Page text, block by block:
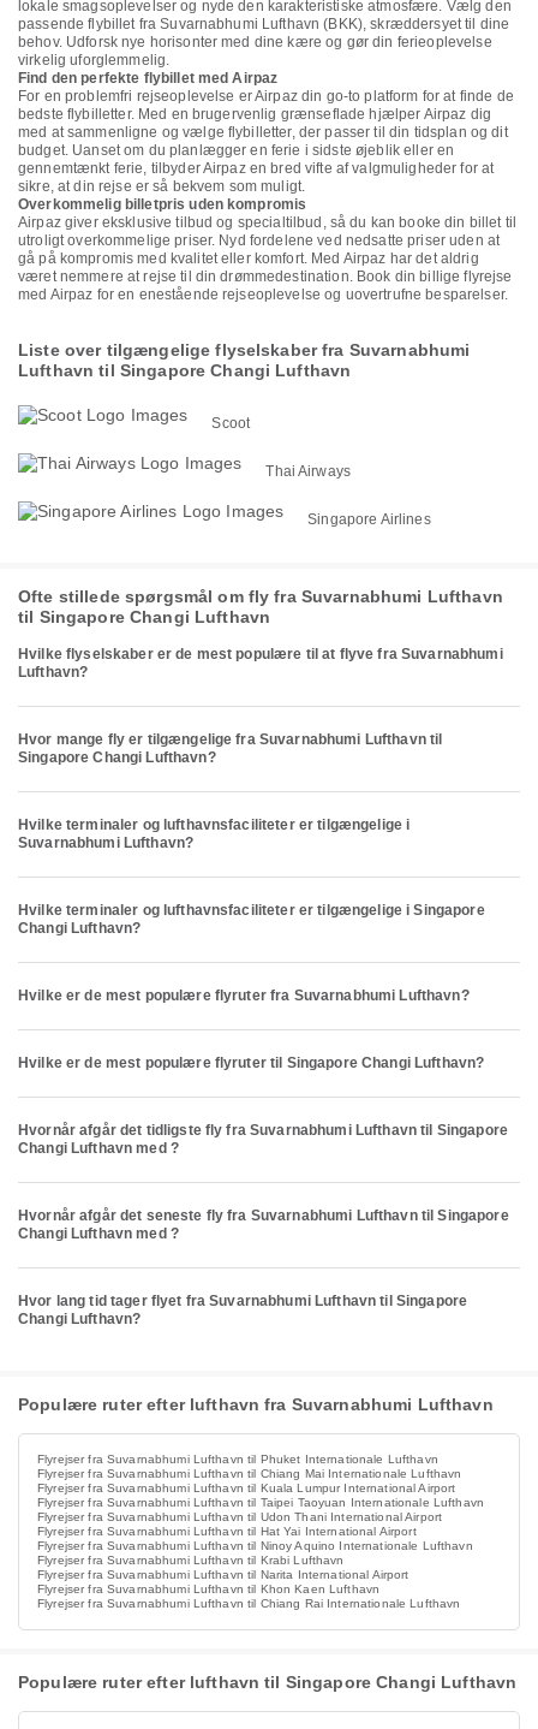
lokale smagsoplevelser og nyde den karakteristiske atmosfære. Vælg den
passende flybillet fra Suvarnabhumi Lufthavn (BKK), skræddersyet til dine
behov. Udforsk nye horisonter med dine kære og gør din ferieoplevelse
virkelig uforglemmelig.
Find den perfekte flybillet med Airpaz
For en problemfri rejseoplevelse er Airpaz din go-to platform for at finde de
bedste flybilletter. Med en brugervenlig grænseflade hjælper Airpaz dig
med at sammenligne og vælge flybilletter, der passer til din tidsplan og dit
budget. Uanset om du planlægger en ferie i sidste øjeblik eller en
gennemtænkt ferie, tilbyder Airpaz en bred vifte af valgmuligheder for at
sikre, at din rejse er så bekvem som muligt.
Overkommelig billetpris uden kompromis
Airpaz giver eksklusive tilbud og specialtilbud, så du kan booke din billet til
utroligt overkommelige priser. Nyd fordelene ved nedsatte priser uden at
gå på kompromis med kvalitet eller komfort. Med Airpaz har det aldrig
været nemmere at rejse til din drømmedestination. Book din billige flyrejse
med Airpaz for en enestående rejseoplevelse og uovertrufne besparelser.
Liste over tilgængelige flyselskaber fra Suvarnabhumi
Lufthavn til Singapore Changi Lufthavn
Scoot
Thai Airways
Singapore Airlines
Ofte stillede spørgsmål om fly fra Suvarnabhumi Lufthavn
til Singapore Changi Lufthavn
Hvilke flyselskaber er de mest populære til at flyve fra Suvarnabhumi
Lufthavn?
Hvor mange fly er tilgængelige fra Suvarnabhumi Lufthavn til
Singapore Changi Lufthavn?
Hvilke terminaler og lufthavnsfaciliteter er tilgængelige i
Suvarnabhumi Lufthavn?
Hvilke terminaler og lufthavnsfaciliteter er tilgængelige i Singapore
Changi Lufthavn?
Hvilke er de mest populære flyruter fra Suvarnabhumi Lufthavn?
Hvilke er de mest populære flyruter til Singapore Changi Lufthavn?
Hvornår afgår det tidligste fly fra Suvarnabhumi Lufthavn til Singapore
Changi Lufthavn med ?
Hvornår afgår det seneste fly fra Suvarnabhumi Lufthavn til Singapore
Changi Lufthavn med ?
Hvor lang tid tager flyet fra Suvarnabhumi Lufthavn til Singapore
Changi Lufthavn?
Populære ruter efter lufthavn fra Suvarnabhumi Lufthavn
Flyrejser fra Suvarnabhumi Lufthavn til Phuket Internationale Lufthavn
Flyrejser fra Suvarnabhumi Lufthavn til Chiang Mai Internationale Lufthavn
Flyrejser fra Suvarnabhumi Lufthavn til Kuala Lumpur International Airport
Flyrejser fra Suvarnabhumi Lufthavn til Taipei Taoyuan Internationale Lufthavn
Flyrejser fra Suvarnabhumi Lufthavn til Udon Thani International Airport
Flyrejser fra Suvarnabhumi Lufthavn til Hat Yai International Airport
Flyrejser fra Suvarnabhumi Lufthavn til Ninoy Aquino Internationale Lufthavn
Flyrejser fra Suvarnabhumi Lufthavn til Krabi Lufthavn
Flyrejser fra Suvarnabhumi Lufthavn til Narita International Airport
Flyrejser fra Suvarnabhumi Lufthavn til Khon Kaen Lufthavn
Flyrejser fra Suvarnabhumi Lufthavn til Chiang Rai Internationale Lufthavn
Populære ruter efter lufthavn til Singapore Changi Lufthavn